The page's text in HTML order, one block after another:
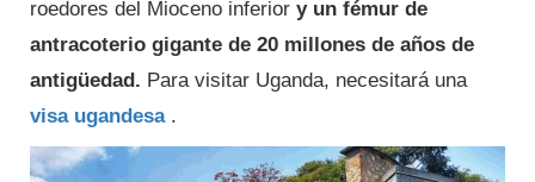
roedores del Mioceno inferior y un fémur de
antracoterio gigante de 20 millones de años de
antigüedad. Para visitar Uganda, necesitará una
visa ugandesa.